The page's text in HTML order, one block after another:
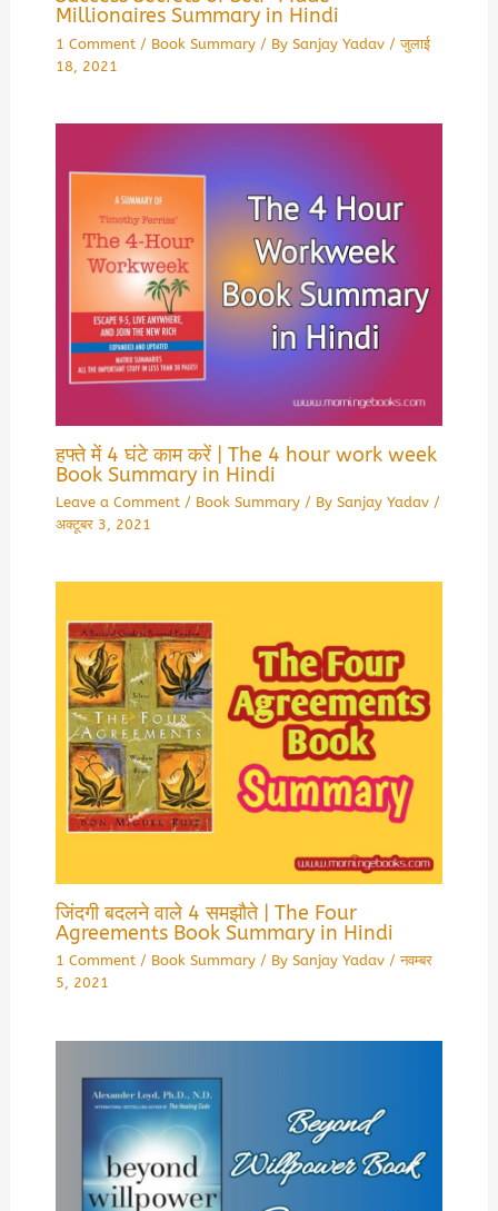
Millionaires Summary in Hindi
1 Comment / Book Summary/ By Sanjay Yadav /जुलाई
18, 2021
हफ्ते में 4 घंटे काम करें | The 4 hour work week
Book Summary in Hindi
Leave a Comment / Book Summary/ By Sanjay Yadav /
अक्टूबर 3, 2021
जिंदगी बदलने वाले 4 समझौते | The Four
Agreements Book Summary in Hindi
1 Comment / Book Summary/ By Sanjay Yadav /नवम्बर
5, 2021